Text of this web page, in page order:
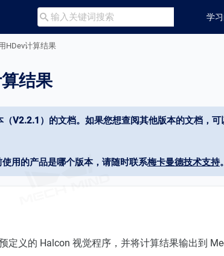
 学
HDev计算结果
结果
V2.2.1）的文档。如果您想查阅其他版本的文档，可
用的产品是哪个版本，请随时联系梅卡曼德技术支持。
定义的 Halcon 视觉程序，并将计算结果输出到